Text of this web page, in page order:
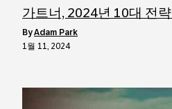
가트너, 2024년 10대 전
byAdam Park
1월 11, 2024